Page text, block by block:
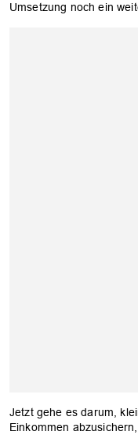
Umsetzung noch ein
Jetzt gehe es darum,
Einkommen